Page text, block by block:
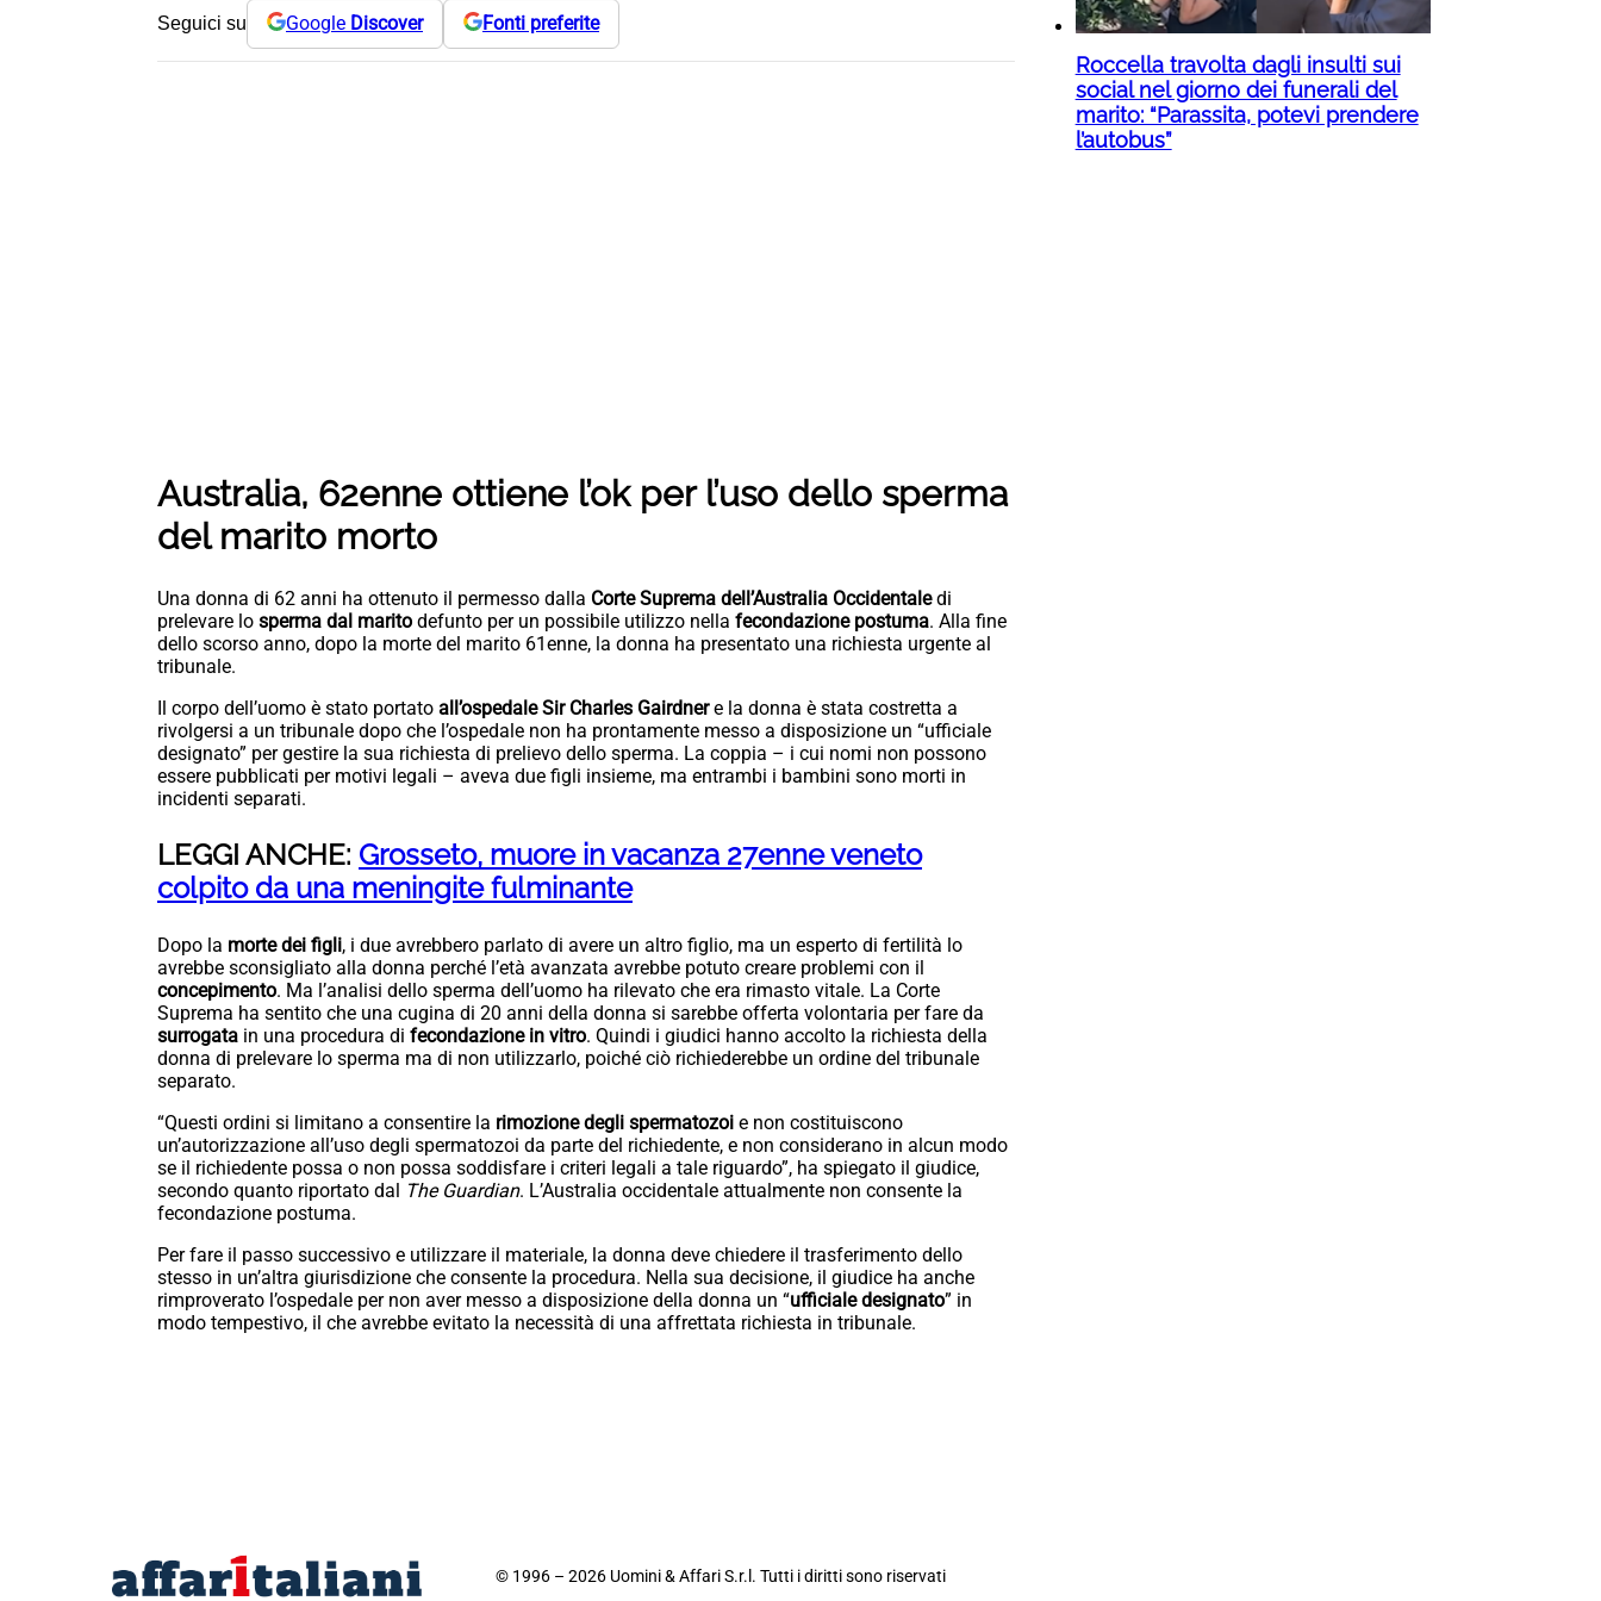
Seguici su Google Discover Fonti preferite
Australia, 62enne ottiene l’ok per l’uso dello sperma
del marito morto
Una donna di 62 anni ha ottenuto il permesso dalla Corte Suprema dell’Australia Occidentaledi
prelevare lo sperma dal marito defunto per un possibile utilizzo nella fecondazione postuma. Alla fine
dello scorso anno, dopo la morte del marito 61enne, la donna ha presentato una richiesta urgente al
tribunale.
Il corpo dell’uomo è stato portato all’ospedale Sir Charles Gairdnere la donna è stata costretta a
rivolgersi a un tribunale dopo che l’ospedale non ha prontamente messo a disposizione un “ufficiale
designato” per gestire la sua richiesta di prelievo dello sperma. La coppia – i cui nomi non possono
essere pubblicati per motivi legali – aveva due figli insieme, ma entrambi i bambini sono morti in
incidenti separati.
LEGGI ANCHE: Grosseto, muore in vacanza 27enne veneto
colpito da una meningite fulminante
Dopo la morte dei figli, i due avrebbero parlato di avere un altro figlio, ma un esperto di fertilità lo
avrebbe sconsigliato alla donna perché l’età avanzata avrebbe potuto creare problemi con il
concepimento. Ma l’analisi dello sperma dell’uomo ha rilevato che era rimasto vitale. La Corte
Suprema ha sentito che una cugina di 20 anni della donna si sarebbe offerta volontaria per fare da
surrogata in una procedura di fecondazione in vitro. Quindi i giudici hanno accolto la richiesta della
donna di prelevare lo sperma ma di non utilizzarlo, poiché ciò richiederebbe un ordine del tribunale
separato.
“Questi ordini si limitano a consentire la rimozione degli spermatozoi e non costituiscono
un’autorizzazione all’uso degli spermatozoi da parte del richiedente, e non considerano in alcun modo
se il richiedente possa o non possa soddisfare i criteri legali a tale riguardo”, ha spiegato il giudice,
secondo quanto riportato dal
The Guardian. L’Australia occidentale attualmente non consente la
fecondazione postuma.
Per fare il passo successivo e utilizzare il materiale, la donna deve chiedere il trasferimento dello
stesso in un’altra giurisdizione che consente la procedura. Nella sua decisione, il giudice ha anche
rimproverato l’ospedale per non aver messo a disposizione della donna un “ufficiale designato” in
modo tempestivo, il che avrebbe evitato la necessità di una affrettata richiesta in tribunale.
Roccella travolta dagli insulti sui
social nel giorno dei funerali del
marito: “Parassita, potevi prendere
l’autobus”
© 1996 – 2026 Uomini & Affari S.r.l. Tutti i diritti sono riservati